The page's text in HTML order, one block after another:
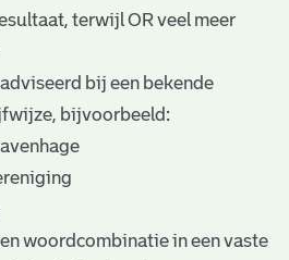
terwijl OR veel meer
bij een bekende
bijvoorbeeld:
woordcombinatie in een vaste